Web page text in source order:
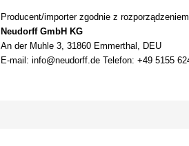
Producent/importer zgodnie z
Neudorff GmbH KG
An der Muhle 3, 31860 Emmerthal, DEU
E-mail: info@neudorff.de Telefon: +49 5155